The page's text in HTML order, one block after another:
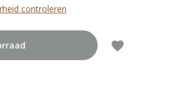
controleren